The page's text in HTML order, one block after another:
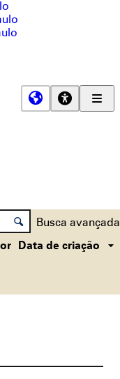
Busca avançada
Data de criação